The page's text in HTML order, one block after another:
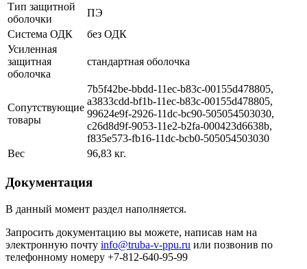
Тип защитной
оболочки
ПЭ
Система ОДК
без ОДК
Усиленная
защитная
оболочка
стандартная оболочка
Сопутствующие
товары
7b5f42be-bbdd-11ec-b83c-00155d478805,
a3833cdd-bf1b-11ec-b83c-00155d478805,
99624e9f-2926-11dc-bc90-505054503030,
c26d8d9f-9053-11e2-b2fa-000423d6638b,
f835e573-fb16-11dc-bcb0-505054503030
Вес
96,83 кг.
Документация
В данный момент раздел наполняется.
Запросить документацию вы можете, написав нам на
электронную почту info@truba-v-ppu.ru или позвонив по
телефонному номеру +7-812-640-95-99